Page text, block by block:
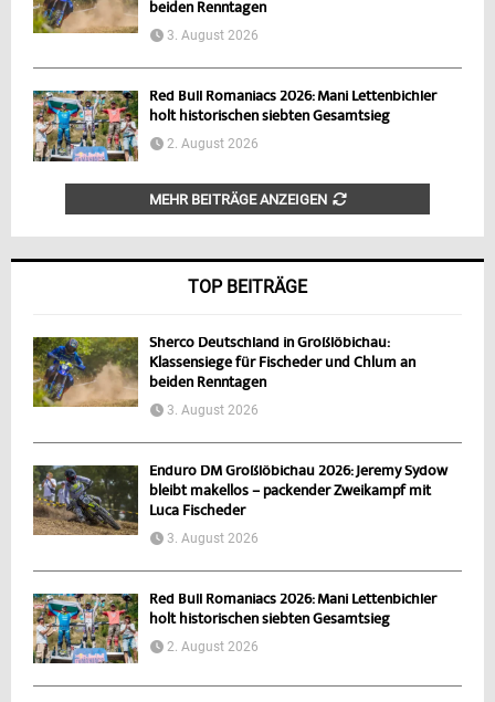
beiden Renntagen
3. August 2026
Red Bull Romaniacs 2026: Mani Lettenbichler
holt historischen siebten Gesamtsieg
2. August 2026
MEHR BEITRÄGE ANZEIGEN
TOP BEITRÄGE
Sherco Deutschland in Großlöbichau:
Klassensiege für Fischeder und Chlum an
beiden Renntagen
3. August 2026
Enduro DM Großlöbichau 2026: Jeremy Sydow
bleibt makellos – packender Zweikampf mit
Luca Fischeder
3. August 2026
Red Bull Romaniacs 2026: Mani Lettenbichler
holt historischen siebten Gesamtsieg
2. August 2026